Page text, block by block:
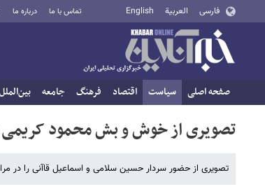
فارسی العربية English تماس با ما درباره ما
صفحه اصلی سیاست اقتصاد فرهنگ جامعه بین‌الملل
تصویری از خوش و بش محمود کریمی
تصویری از حضور سردار حسین سلامی و اسماعیل قاآنی را